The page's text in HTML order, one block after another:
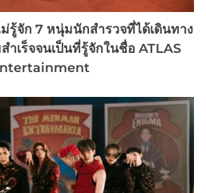
รู้จัก 7 หนุ่มนักสำรวจที่ได้เดินทาง
ำเร็จจนเป็นที่รู้จักในชื่อ ATLAS